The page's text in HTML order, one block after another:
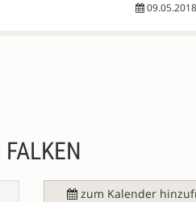
zum Kalender